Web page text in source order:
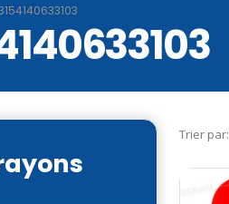
Trier par: